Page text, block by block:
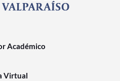
Académico
Virtual